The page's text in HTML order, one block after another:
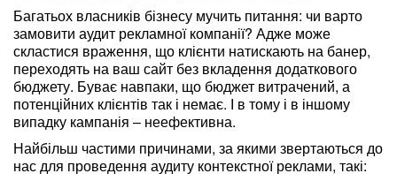
Багатьох власників бізнесу мучить питання: чи варто
замовити аудит рекламної компанії? Адже може
скластися враження, що клієнти натискають на банер,
переходять на ваш сайт без вкладення додаткового
бюджету. Буває навпаки, що бюджет витрачений, а
потенційних клієнтів так і немає. І в тому і в іншому
випадку кампанія – неефективна.
Найбільш частими причинами, за якими звертаються до
нас для проведення аудиту контекстної реклами, такі: